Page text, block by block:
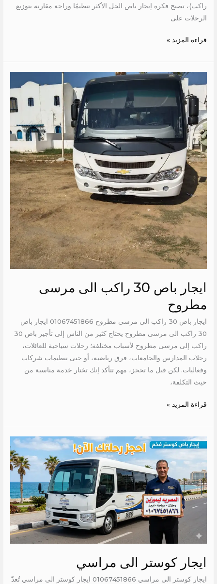
راكب)، تصبح فكرة إيجار باص الحل الأكثر تنظيمًا وراحة مقارنة بتوزيع
الرحلات على
قراءة المزيد »
ايجار باص 30 راكب الى مرسى
مطروح
ايجار باص 30 راكب الى مرسى مطروح 01067451866 ايجار باص
30 راكب الى مرسى مطروح يحتاج كثير من الناس إلى تأجير باص 30
راكب إلى مرسى مطروح لأسباب مختلفة؛ رحلات سياحية للعائلات،
رحلات المدارس والجامعات، فرق رياضية، أو حتى تنظيمات شركات
وفعاليات. لكن قبل ما تحجز، مهم تتأكد إنك تختار خدمة مناسبة من
حيث التكلفة،
30
راكب
الى
مرسى
مطروح
قراءة المزيد »
ايجار كوستر الى مراسي
ايجار كوستر الى مراسي 01067451866 ايجار كوستر الى مراسي تُعدّ
ايجار
كوستر
مراسي